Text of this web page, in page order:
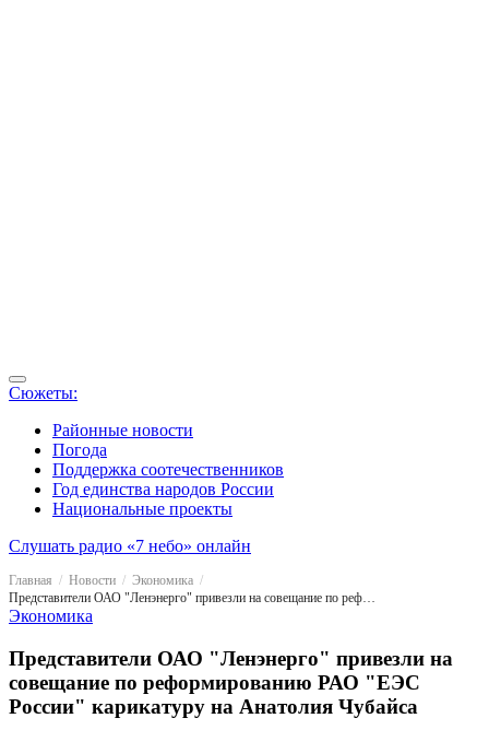
Сюжеты:
Районные новости
Погода
Поддержка соотечественников
Год единства народов России
Национальные проекты
Слушать радио «7 небо» онлайн
Главная Новости
Экономика
Представители ОАО "Ленэнерго" привезли на совещание по реформированию РАО "ЕЭС России" карикатуру на Анатолия Чубайса
Экономика
Представители ОАО "Ленэнерго" привезли на
совещание по реформированию РАО "ЕЭС
России" карикатуру на Анатолия Чубайса